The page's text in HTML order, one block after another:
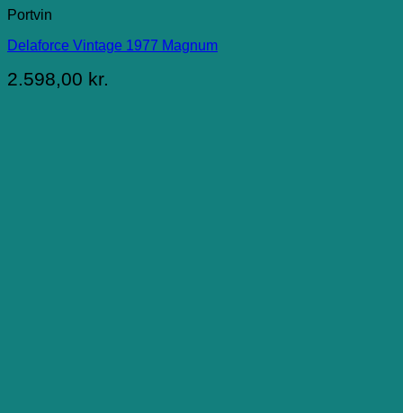
Portvin
Delaforce Vintage 1977 Magnum
2.598,00 kr.